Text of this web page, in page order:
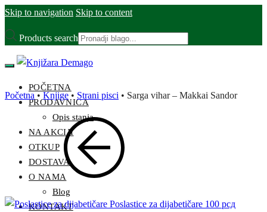
Skip to navigation Skip to content
Products search
POČETNA
PRODAVNICA
Opis stanja
NA AKCIJI
OTKUP
DOSTAVA
O NAMA
Blog
KONTAKT
Početna • Knjige • Strani pisci • Sarga vihar – Makkai Sandor
Poslastice za dijabetičare 100 рсд